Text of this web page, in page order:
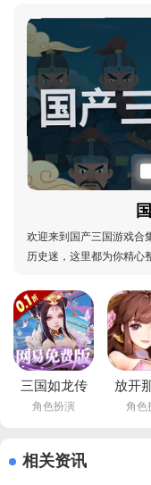
欢迎来到国产三国游戏合
历史迷，这里都为你精心
的卡牌对战《三国杀》系
了数十款优质作品，并提
三国如龙传
手游官方下
版
角色扮演
放开
3中
角色
相关资讯